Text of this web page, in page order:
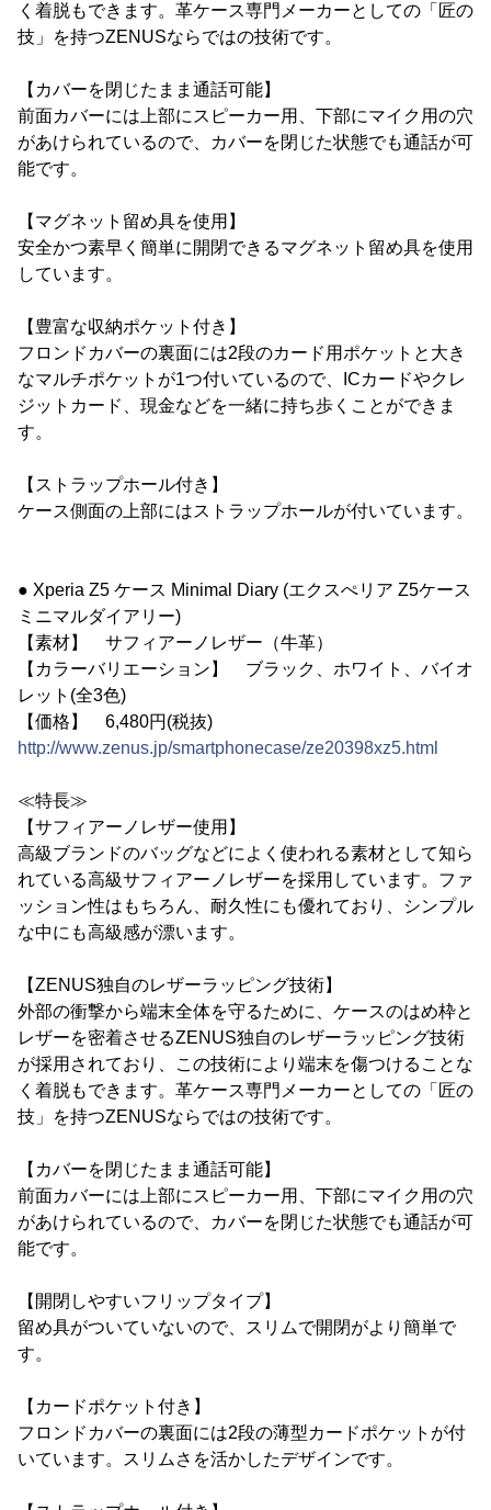
く着脱もできます。革ケース専門メーカーとしての「匠の
技」を持つZENUSならではの技術です。
【カバーを閉じたまま通話可能】
前面カバーには上部にスピーカー用、下部にマイク用の穴
があけられているので、カバーを閉じた状態でも通話が可
能です。
【マグネット留め具を使用】
安全かつ素早く簡単に開閉できるマグネット留め具を使用
しています。
【豊富な収納ポケット付き】
フロンドカバーの裏面には2段のカード用ポケットと大き
なマルチポケットが1つ付いているので、ICカードやクレ
ジットカード、現金などを一緒に持ち歩くことができま
す。
【ストラップホール付き】
ケース側面の上部にはストラップホールが付いています。
● Xperia Z5 ケース Minimal Diary (エクスぺリア Z5ケース
ミニマルダイアリー)
【素材】 サフィアーノレザー（牛革）
【カラーバリエーション】 ブラック、ホワイト、バイオ
レット(全3色)
【価格】 6,480円(税抜)
http://www.zenus.jp/smartphonecase/ze20398xz5.html
≪特長≫
【サフィアーノレザー使用】
高級ブランドのバッグなどによく使われる素材として知ら
れている高級サフィアーノレザーを採用しています。ファ
ッション性はもちろん、耐久性にも優れており、シンプル
な中にも高級感が漂います。
【ZENUS独自のレザーラッピング技術】
外部の衝撃から端末全体を守るために、ケースのはめ枠と
レザーを密着させるZENUS独自のレザーラッピング技術
が採用されており、この技術により端末を傷つけることな
く着脱もできます。革ケース専門メーカーとしての「匠の
技」を持つZENUSならではの技術です。
【カバーを閉じたまま通話可能】
前面カバーには上部にスピーカー用、下部にマイク用の穴
があけられているので、カバーを閉じた状態でも通話が可
能です。
【開閉しやすいフリップタイプ】
留め具がついていないので、スリムで開閉がより簡単で
す。
【カードポケット付き】
フロンドカバーの裏面には2段の薄型カードポケットが付
いています。スリムさを活かしたデザインです。